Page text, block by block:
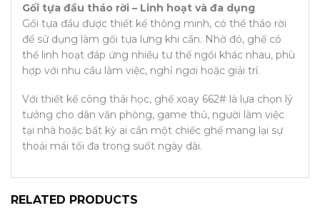
Gối tựa đầu tháo rời – Linh hoạt và đa dụng
Gối tựa đầu được thiết kế thông minh, có thể tháo rời
để sử dụng làm gối tựa lưng khi cần. Nhờ đó, ghế có
thể linh hoạt đáp ứng nhiều tư thế ngồi khác nhau, phù
hợp với nhu cầu làm việc, nghỉ ngơi hoặc giải trí.
Với thiết kế công thái học, ghế xoay 662# là lựa chọn lý
tưởng cho dân văn phòng, game thủ, người làm việc
tại nhà hoặc bất kỳ ai cần một chiếc ghế mang lại sự
thoải mái tối đa trong suốt ngày dài.
RELATED PRODUCTS